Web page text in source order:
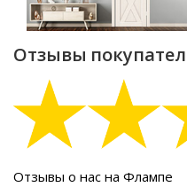
Отзывы
Отзывы о нас на Флампе